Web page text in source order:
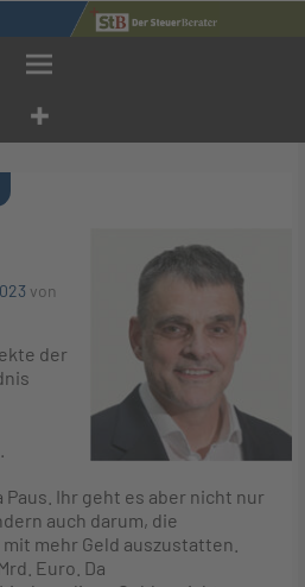
von
der
Ihr geht es aber nicht nur
auch darum, die
mehr Geld auszustatten.
Euro. Da